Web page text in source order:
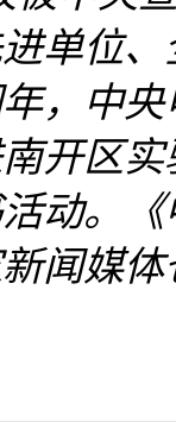
单位
，中
开区
动。
闻媒